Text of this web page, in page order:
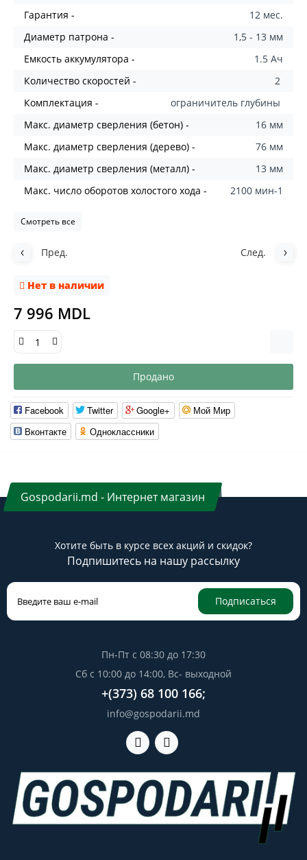
Гарантия -
12 мес.
Диаметр патрона -
1,5 - 13 мм
Емкость аккумулятора -
1.5 Ач
Количество скоростей -
2
Комплектация -
ограничитель глубины
Макс. диаметр сверления (бетон) -
16 мм
Макс. диаметр сверления (дерево) -
76 мм
Макс. диаметр сверления (металл) -
13 мм
Макс. число оборотов холостого хода -
2100 мин-1
Смотреть все
Пред. След.
Нет в наличии
7 996 MDL
Продано
Facebook Twitter Google+
Мой Мир
Вконтакте
Одноклассники
Gospodarii.md - Интернет магазин
Хотите быть в курсе всех акций и скидок?
Подпишитесь на нашу рассылку
Подписаться
Пн-Пт с 08:30 до 17:30
Сб с 10:00 до 14:00, Вс- выходной
+(373) 68 100 166;
info@gospodarii.md